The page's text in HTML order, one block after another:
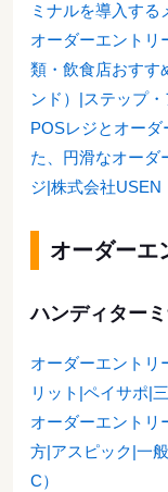
ミナルを導入す
オーダーエントリ
類・飲食店おすす
ンド）|ステップ
POSレジとオー
た、円滑なオーダ
ジ|株式会社USEN
オーダーエ
ハンディター
オーダーエントリ
リット|ペイサポ|
オーダーエントリ
方|アスピック|一
C）